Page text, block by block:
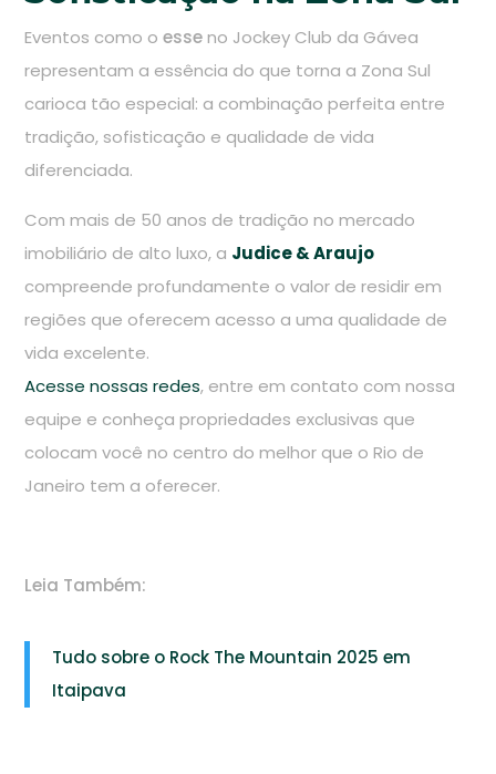
Eventos como oesseno Jockey Club da Gávea
representam a essência do que torna a Zona Sul
carioca tão especial: a combinação perfeita entre
tradição, sofisticação e qualidade de vida
diferenciada.
Com mais de 50 anos de tradição no mercado
imobiliário de alto luxo, a Judice & Araujo
compreende profundamente o valor de residir em
regiões que oferecem acesso a uma qualidade de
vida excelente.
Acesse nossas redes, entre em contato com nossa
equipe e conheça propriedades exclusivas que
colocam você no centro do melhor que o Rio de
Janeiro tem a oferecer.
Leia Também:
Tudo sobre o Rock The Mountain 2025 em
Itaipava